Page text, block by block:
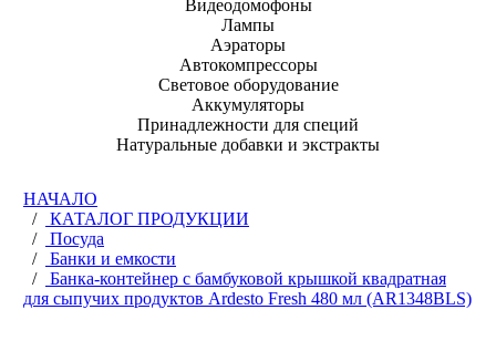
Видеодомофоны
Лампы
Аэраторы
Автокомпрессоры
Световое оборудование
Аккумуляторы
Принадлежности для специй
Натуральные добавки и экстракты
НАЧАЛО
/
КАТАЛОГ ПРОДУКЦИИ
/
Посуда
/
Банки и емкости
/
Банка-контейнер с бамбуковой крышкой квадратная
для сыпучих продуктов Ardesto Fresh 480 мл (AR1348BLS)